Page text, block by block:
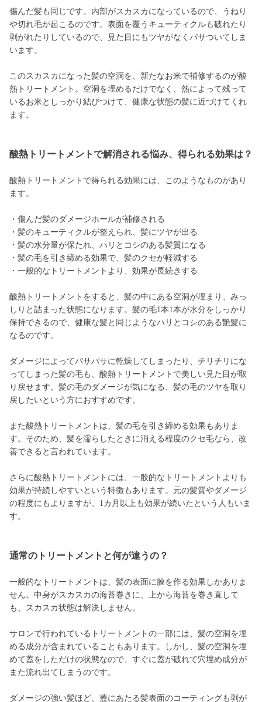
傷んだ髪も同じです。内部がスカスカになっているので、うねり
や切れ毛が起こるのです。表面を覆うキューティクルも破れたり
剥がれたりしているので、見た目にもツヤがなくパサついてしま
います。
このスカスカになった髪の空洞を、新たなお米で補修するのが酸
熱トリートメント。空洞を埋めるだけでなく、熱によって残って
いるお米としっかり結びつけて、健康な状態の髪に近づけてくれ
ます。
酸熱トリートメントで解消される悩み、得られる効果は？
酸熱トリートメントで得られる効果には、このようなものがあり
ます。
・傷んだ髪のダメージホールが補修される
・髪のキューティクルが整えられ、髪にツヤが出る
・髪の水分量が保たれ、ハリとコシのある髪質になる
・髪の毛を引き締める効果で、髪のクセが軽減する
・一般的なトリートメントより、効果が長続きする
酸熱トリートメントをすると、髪の中にある空洞が埋まり、みっ
しりと詰まった状態になります。髪の毛1本1本が水分をしっかり
保持できるので、健康な髪と同じようなハリとコシのある艶髪に
なるのです。
ダメージによってパサパサに乾燥してしまったり、チリチリにな
ってしまった髪の毛も、酸熱トリートメントで美しい見た目が取
り戻せます。髪の毛のダメージが気になる、髪の毛のツヤを取り
戻したいという方におすすめです。
また酸熱トリートメントは、髪の毛を引き締める効果もありま
す。そのため、髪を濡らしたときに消える程度のクセ毛なら、改
善できると言われています。
さらに酸熱トリートメントには、一般的なトリートメントよりも
効果が持続しやすいという特徴もあります。元の髪質やダメージ
の程度にもよりますが、1カ月以上も効果が続いたという人もいま
す。
通常のトリートメントと何が違うの？
一般的なトリートメントは、髪の表面に膜を作る効果しかありま
せん。中身がスカスカの海苔巻きに、上から海苔を巻き直して
も、スカスカ状態は解決しません。
サロンで行われているトリートメントの一部には、髪の空洞を埋
める成分が含まれていることもあります。しかし、髪の空洞を埋
めて蓋をしただけの状態なので、すぐに蓋が破れて穴埋め成分が
また流れ出てしまうのです。
ダメージの強い髪ほど、蓋にあたる髪表面のコーティングも剥が